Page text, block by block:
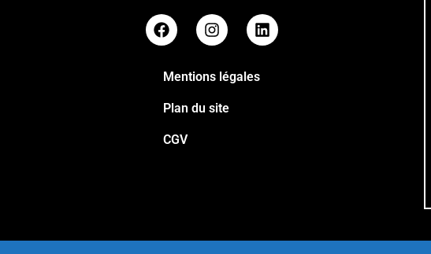
Mentions légales
Plan du site
CGV